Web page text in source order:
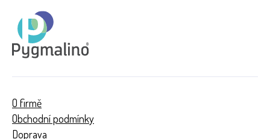
O firmě
Obchodní podmínky
Doprava